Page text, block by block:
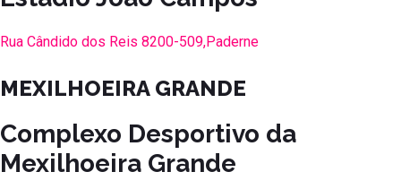
Rua Cândido dos Reis 8200-509,Paderne
MEXILHOEIRA GRANDE
Complexo Desportivo da
Mexilhoeira Grande